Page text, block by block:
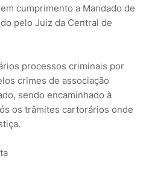
cumprimento a Mandado de
pelo Juiz da Central de
processos criminais por
crimes de associação
sendo encaminhado à
os trâmites cartorários onde